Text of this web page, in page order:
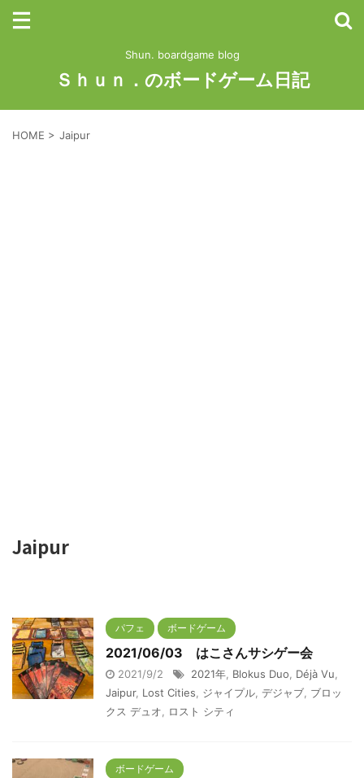
Shun. boardgame blog
Ｓｈｕｎ．のボードゲーム日記
HOME > Jaipur
Jaipur
パフェ ボードゲーム
2021/06/03 はこさんサシゲー会
2021/9/2 2021年 Blokus Duo Déjà Vu
Jaipur, Lost Cities ジャイプル デジャブ ブロッ
クス デュオ
ロスト シティ
ボードゲーム